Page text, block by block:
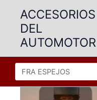
contenido
ACCESORIOS
DEL
AUTOMOTOR